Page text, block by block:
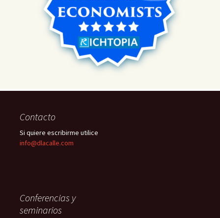
Contacto
Si quiere escribirme utilice
info@dlacalle.com
Conferencias y
seminarios